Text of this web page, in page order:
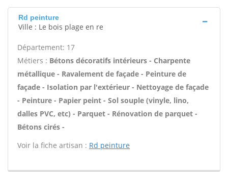
Rd peinture
Ville : Le bois plage en re
Département: 17
Métiers : Bétons décoratifs intérieurs - Charpente
métallique - Ravalement de façade - Peinture de
façade - Isolation par l'extérieur - Nettoyage de façade
- Peinture - Papier peint - Sol souple (vinyle, lino,
dalles PVC, etc) - Parquet - Rénovation de parquet -
Bétons cirés -
Voir la fiche artisan : Rd peinture